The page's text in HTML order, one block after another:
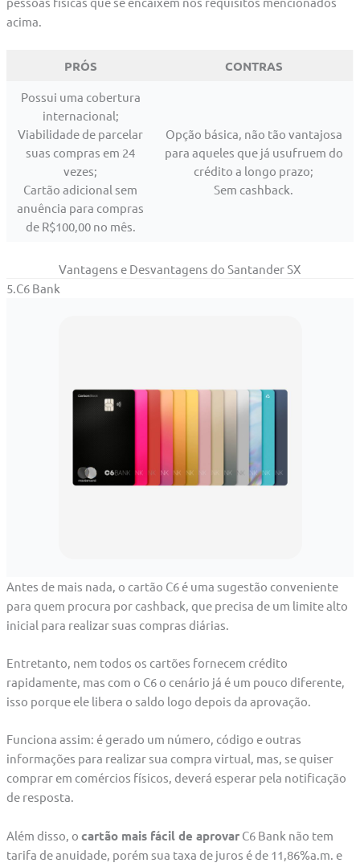
acima.
PRÓS CONTRAS
Possui uma cobertura
internacional;
Viabilidade de parcelar
suas compras em 24
vezes;
Cartão adicional sem
anuência para compras
de R$100,00 no mês.
Opção básica, não tão vantajosa
para aqueles que já usufruem do
crédito a longo prazo;
Sem cashback.
Vantagens e Desvantagens do Santander SX
5.C6 Bank
Antes de mais nada, o cartão C6 é uma sugestão conveniente
para quem procura por cashback, que precisa de um limite alto
inicial para realizar suas compras diárias.
Entretanto, nem todos os cartões fornecem crédito
rapidamente, mas com o C6 o cenário já é um pouco diferente,
isso porque ele libera o saldo logo depois da aprovação.
Funciona assim: é gerado um número, código e outras
informações para realizar sua compra virtual, mas, se quiser
comprar em comércios físicos, deverá esperar pela notificação
de resposta.
Além disso, o cartão mais fácil de aprovarC6 Bank não tem
tarifa de anuidade, porém sua taxa de juros é de 11,86%a.m. e